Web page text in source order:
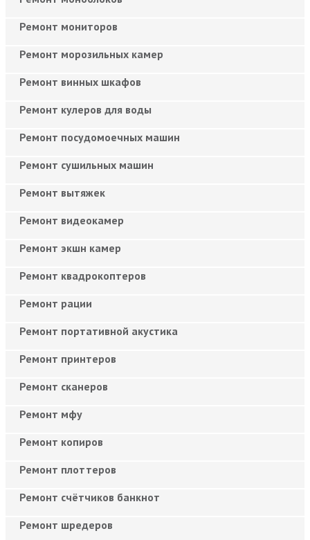
Ремонт мониторов
Ремонт морозильных камер
Ремонт винных шкафов
Ремонт кулеров для воды
Ремонт посудомоечных машин
Ремонт сушильных машин
Ремонт вытяжек
Ремонт видеокамер
Ремонт экшн камер
Ремонт квадрокоптеров
Ремонт рации
Ремонт портативной акустика
Ремонт принтеров
Ремонт сканеров
Ремонт мфу
Ремонт копиров
Ремонт плоттеров
Ремонт счётчиков банкнот
Ремонт шредеров